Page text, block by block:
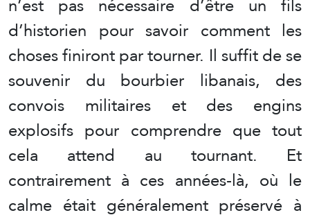
d’historien pour savoir comment les
choses finiront par tourner. Il suffit de se
souvenir du bourbier libanais, des
convois militaires et des engins
explosifs pour comprendre que tout
cela attend au tournant. Et
contrairement à ces années-là, où le
calme était généralement préservé à